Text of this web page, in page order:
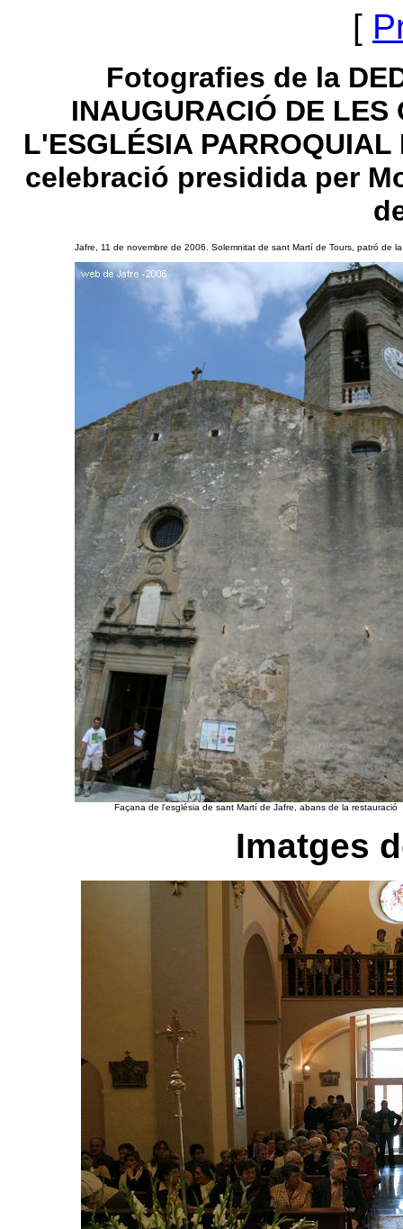
[
Fotografies de la
INAUGURACIÓ DE LES
L'ESGLÉSIA
celebració presidida per
Jafre, 11 de novembre de 2006. Solemnitat de sant Martí de Tours, patró de
Façana de l'església de sant Martí de Jafre, abans de la restauració
Imatges